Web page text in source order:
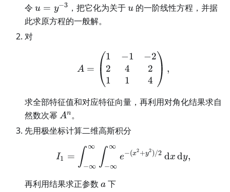
令 u=y^{-3}
u = y−3 ，把它化为关于u
u 的一阶线性方程，并据
此求原方程的一般解。
对
A =
1
2
1
−1
4
1
−2
2
4
,
求全部特征值和对应特征向量，再利用对角化结果求自
然数次幂 A^n
An。
先用极坐标计算二维高斯积分
I_1=\int_{-
I1 = ∫−∞
∞ ∫−∞
∞
e−(x2+y2)/2 dx dy,
再利用结果求正参数 a
a 下